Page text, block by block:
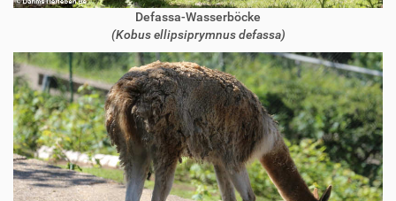
Defassa-Wasserböcke
(Kobus ellipsiprymnus defassa)